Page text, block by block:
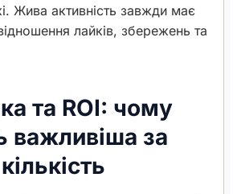
Жива активність завжди має
лайків, збережень та
та ROI: чому
важливіша за
кількість